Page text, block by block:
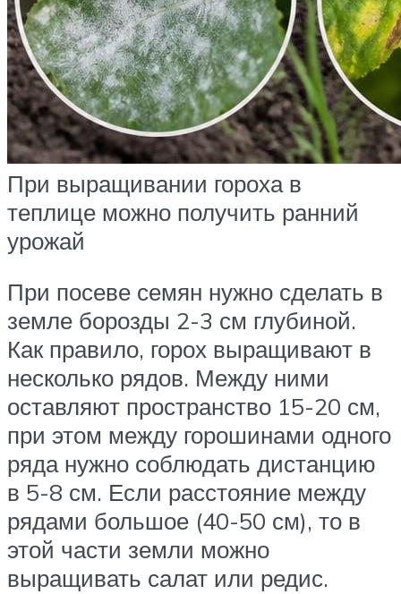
При выращивании гороха в
теплице можно получить ранний
урожай
При посеве семян нужно сделать в
земле борозды 2-3 см глубиной.
Как правило, горох выращивают в
несколько рядов. Между ними
оставляют пространство 15-20 см,
при этом между горошинами одного
ряда нужно соблюдать дистанцию
в 5-8 см. Если расстояние между
рядами большое (40-50 см), то в
этой части земли можно
выращивать салат или редис.